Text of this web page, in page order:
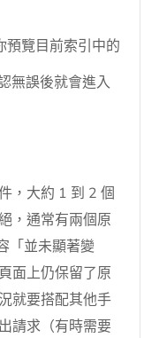
預覽目前索引中的
無誤後就會進入
，大約 1 到 2 個
，通常有兩個原
「並未顯著變
面上仍保留了原
就要搭配其他手
請求（有時需要